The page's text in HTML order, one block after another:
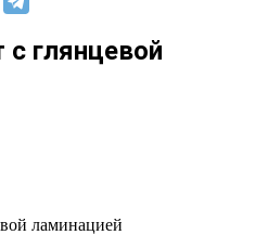
глянцевой
ламинацией